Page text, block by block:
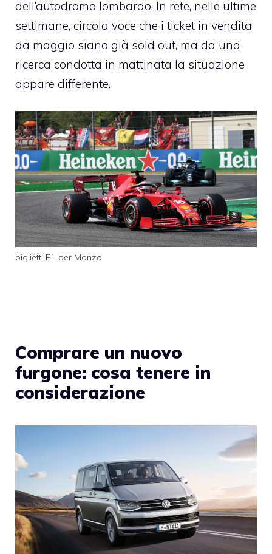
dell’autodromo lombardo. In rete, nelle ultime
settimane, circola voce che i ticket in vendita
da maggio siano già sold out, ma da una
ricerca condotta in mattinata la situazione
appare differente.
biglietti F1 per Monza
Comprare un nuovo
furgone: cosa tenere in
considerazione